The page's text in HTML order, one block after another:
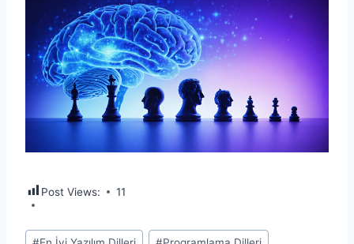
Post Views: 11
Post